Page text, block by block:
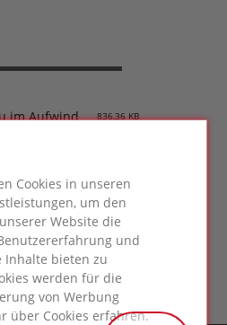
Cookies in unseren
um den
Website die
und
Inhalte bieten zu
werden für die
von Werbung
über Cookies erfahren.
im Aufwind 836,36 KB